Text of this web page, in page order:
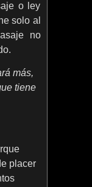
o ley
solo al
no
más,
tiene
placer